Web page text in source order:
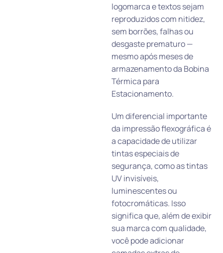
logomarca e textos sejam
reproduzidos com nitidez,
sem borrões, falhas ou
desgaste prematuro —
mesmo após meses de
armazenamento da Bobina
Térmica para
Estacionamento.
Um diferencial importante
da impressão flexográfica é
a capacidade de utilizar
tintas especiais de
segurança, como as tintas
UV invisíveis,
luminescentes ou
fotocromáticas. Isso
significa que, além de exibir
sua marca com qualidade,
você pode adicionar